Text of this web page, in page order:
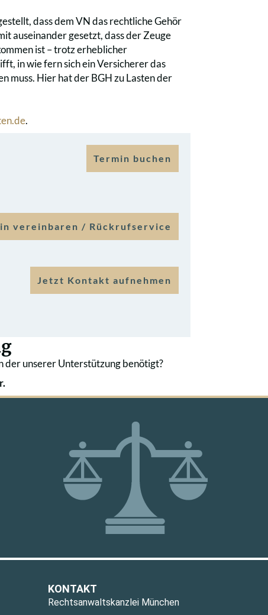
dass dem VN das rechtliche Gehör
auseinander gesetzt, dass der Zeuge
ist – trotz erheblicher
in wie fern sich ein Versicherer das
muss. Hier hat der BGH zu Lasten der
.
Termin buchen
vereinbaren / Rückrufservice
Jetzt Kontakt aufnehmen
der unserer Unterstützung benötigt?
KONTAKT
Rechtsanwaltskanzlei München